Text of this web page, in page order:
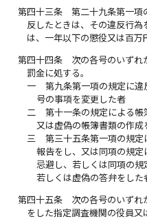
第四十三条
第二十九条第一項
反したときは、その違反行
は、一年以下の懲役又は百万
第四十四条
次の各号のいずれ
罰金に処する。
一
第九条第一項の規定に
号の事項を変更した者
二
第十一条の規定による帳
又は虚偽の帳簿書類の作成
三
第三十五条第一項の規定
報告をし、又は同項の規
忌避し、若しくは同項の規
若しくは虚偽の答弁をした
第四十五条
次の各号のいずれ
をした指定調査機関の役員